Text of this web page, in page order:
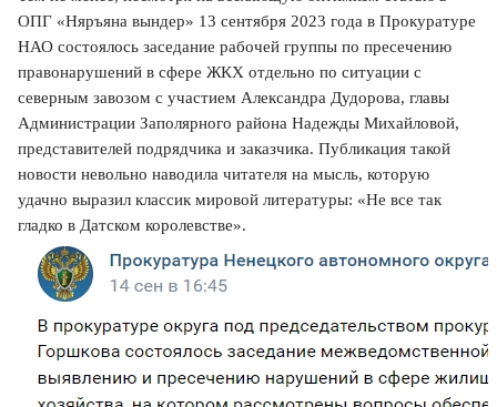
ОПГ «Няръяна вындер» 13 сентября 2023 года в Прокуратуре
НАО состоялось заседание рабочей группы по пресечению
правонарушений в сфере ЖКХ отдельно по ситуации с
северным завозом с участием Александра Дудорова, главы
Администрации Заполярного района Надежды Михайловой,
представителей подрядчика и заказчика. Публикация такой
новости невольно наводила читателя на мысль, которую
удачно выразил классик мировой литературы: «Не все так
гладко в Датском королевстве».